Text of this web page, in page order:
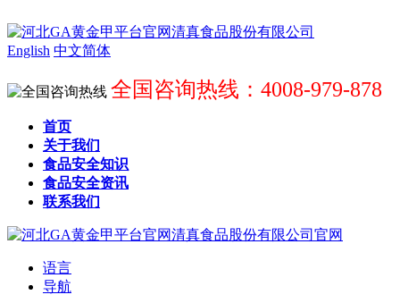
English 中文简体
全国咨询热线：4008-979-878
首页
关于我们
食品安全知识
食品安全资讯
联系我们
语言
导航